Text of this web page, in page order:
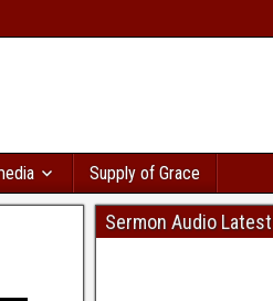
Supply of Grace
Sermon Audio Latest